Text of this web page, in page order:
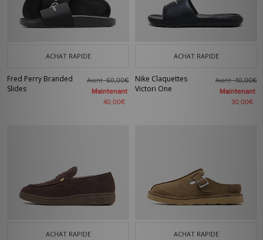
ACHAT RAPIDE
Fred Perry Branded
Slides
Avant60,00€
Maintenant
40,00€
ACHAT RAPIDE
Nike Claquettes
Victori One
Avant40,00€
Maintenant
30,00€
ACHAT RAPIDE ACHAT RAPIDE